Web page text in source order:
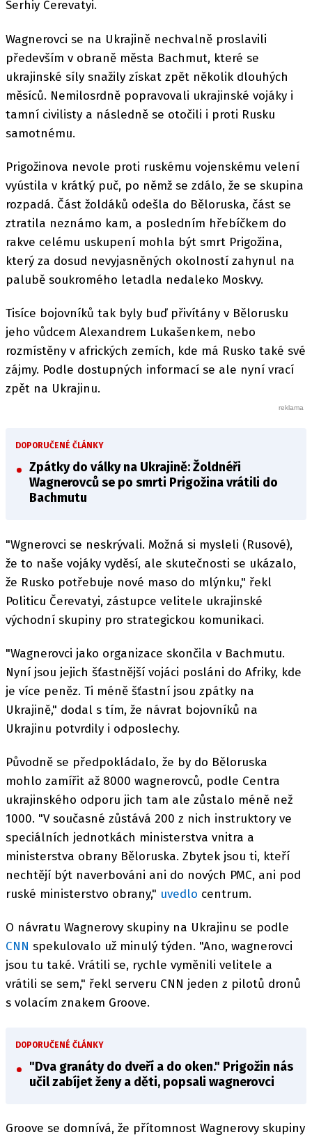
Serhiy Čerevatyi.
Wagnerovci se na Ukrajině nechvalně proslavili
především v obraně města Bachmut, které se
ukrajinské síly snažily získat zpět několik dlouhých
měsíců. Nemilosrdně popravovali ukrajinské vojáky i
tamní civilisty a následně se otočili i proti Rusku
samotnému.
Prigožinova nevole proti ruskému vojenskému velení
vyústila v krátký puč, po němž se zdálo, že se skupina
rozpadá. Část žoldáků odešla do Běloruska, část se
ztratila neznámo kam, a posledním hřebíčkem do
rakve celému uskupení mohla být smrt Prigožina,
který za dosud nevyjasněných okolností zahynul na
palubě soukromého letadla nedaleko Moskvy.
Tisíce bojovníků tak byly buď přivítány v Bělorusku
jeho vůdcem Alexandrem Lukašenkem, nebo
rozmístěny v afrických zemích, kde má Rusko také své
zájmy. Podle dostupných informací se ale nyní vrací
zpět na Ukrajinu.
DOPORUČENÉ ČLÁNKY
Zpátky do války na Ukrajině: Žoldnéři
Wagnerovců se po smrti Prigožina vrátili do
Bachmutu
"Wgnerovci se neskrývali. Možná si mysleli (Rusové),
že to naše vojáky vyděsí, ale skutečnosti se ukázalo,
že Rusko potřebuje nové maso do mlýnku," řekl
Politicu Čerevatyi, zástupce velitele ukrajinské
východní skupiny pro strategickou komunikaci.
"Wagnerovci jako organizace skončila v Bachmutu.
Nyní jsou jejich šťastnější vojáci posláni do Afriky, kde
je více peněz. Ti méně šťastní jsou zpátky na
Ukrajině," dodal s tím, že návrat bojovníků na
Ukrajinu potvrdily i odposlechy.
Původně se předpokládalo, že by do Běloruska
mohlo zamířit až 8000 wagnerovců, podle Centra
ukrajinského odporu jich tam ale zůstalo méně než
1000. "V současné zůstává 200 z nich instruktory ve
speciálních jednotkách ministerstva vnitra a
ministerstva obrany Běloruska. Zbytek jsou ti, kteří
nechtějí být naverbováni ani do nových PMC, ani pod
ruské ministerstvo obrany," uvedlo centrum.
O návratu Wagnerovy skupiny na Ukrajinu se podle
CNN spekulovalo už minulý týden. "Ano, wagnerovci
jsou tu také. Vrátili se, rychle vyměnili velitele a
vrátili se sem," řekl serveru CNN jeden z pilotů dronů
s volacím znakem Groove.
DOPORUČENÉ ČLÁNKY
"Dva granáty do dveří a do oken." Prigožin nás
učil zabíjet ženy a děti, popsali wagnerovci
Groove se domnívá, že přítomnost Wagnerovy skupiny